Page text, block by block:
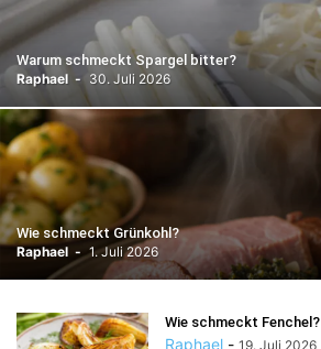
Warum schmeckt Spargel bitter?
Raphael - 30. Juli 2026
Wie schmeckt Grünkohl?
Raphael - 1. Juli 2026
Wie schmeckt Fenchel?
Raphael - 19. Juli 2026